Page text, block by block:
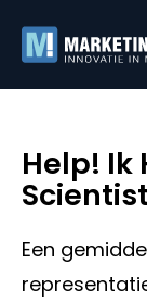
Help! Ik
Een